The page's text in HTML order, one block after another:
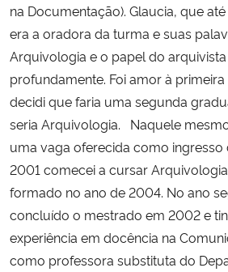
na Documentação). Glaucia, que
era a oradora da turma e suas
Arquivologia e o papel do
profundamente. Foi amor à
decidi que faria uma segunda
seria Arquivologia. Naquele
uma vaga oferecida como
2001 comecei a cursar
formado no ano de 2004. No ano
concluído o mestrado em 2002 e
experiência em docência na
como professora substituta do